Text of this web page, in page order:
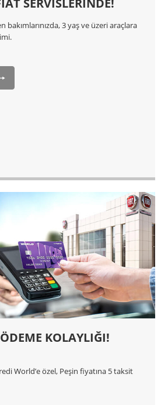
bakımlarınızda, 3 yaş ve üzeri araçlara
KOLAYLIĞI!
World’e özel, Peşin fiyatına 5 taksit